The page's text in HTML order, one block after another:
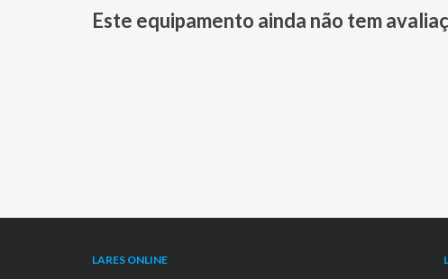
Este equipamento ainda não tem
LARES ONLINE